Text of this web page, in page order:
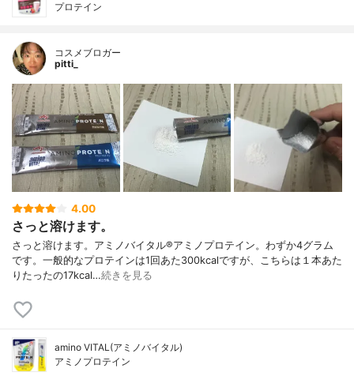
プロテイン
コスメブロガー
pitti_
4.00
さっと溶けます。
さっと溶けます。アミノバイタル®︎アミノプロテイン。わずか4グラム
です。一般的なプロテインは1回あた300kcalですが、こちらは１本あた
りたったの17kcal…続きを見る
amino VITAL(アミノバイタル)
アミノプロテイン